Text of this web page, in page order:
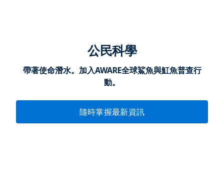
公民科學
帶著使命潛水。加入AWARE全球鯊魚與魟魚普查行
動。
隨時掌握最新資訊